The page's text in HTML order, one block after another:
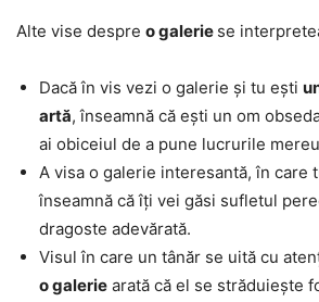
Alte vise despre o galerie se
Dacă în vis vezi o galerie și tu ești
artă, înseamnă că ești un om
ai obiceiul de a pune lucrurile
A visa o galerie interesantă, în care
înseamnă că îți vei găsi sufletul
dragoste adevărată.
Visul în care un tânăr se uită cu
o galerie arată că el se străduiește